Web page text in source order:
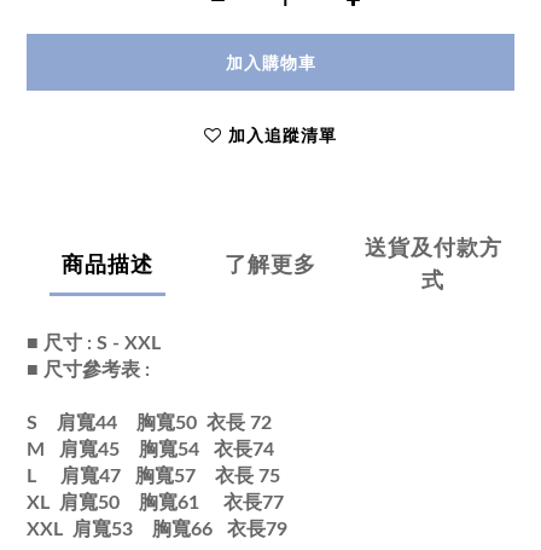
加入購物車
加入追蹤清單
商品描述 了解更多
送貨及付款方
式
■ 尺寸 : S - XXL
■ 尺寸參考表 :
S 肩寬44 胸寬50 衣長 72
M 肩寬45 胸寬54 衣長74
L 肩寬47 胸寬57 衣長 75
XL 肩寬50 胸寬61 衣長77
XXL 肩寬53 胸寬66 衣長79